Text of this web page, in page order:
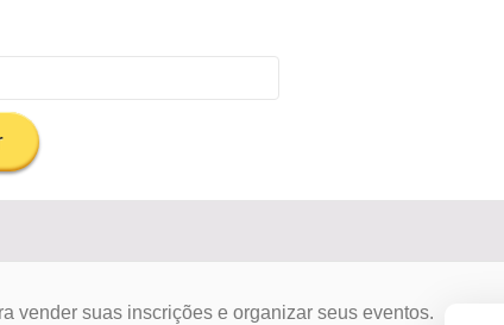
vender suas inscrições e organizar seus eventos.